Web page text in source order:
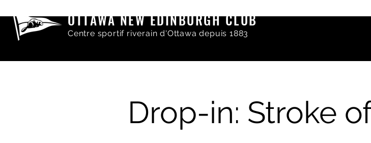
OTTAWA NEW EDINBURGH CLUB
Centre sportif riverain d'Ottawa depuis 1883
Drop-in: Stroke